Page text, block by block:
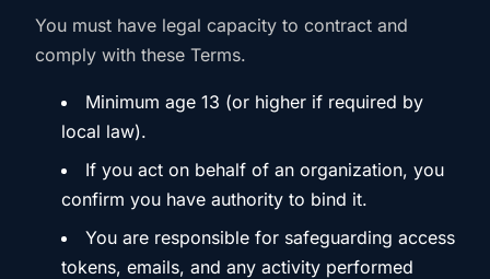
You must have legal capacity to contract and
comply with these Terms.
Minimum age 13 (or higher if required by
local law).
If you act on behalf of an organization, you
confirm you have authority to bind it.
You are responsible for safeguarding access
tokens, emails, and any activity performed